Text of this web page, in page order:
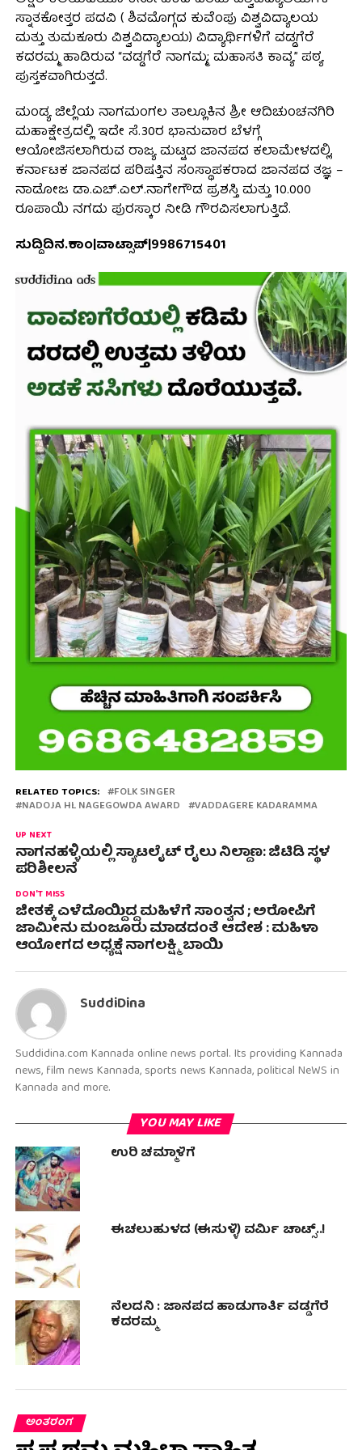
ಸ್ನಾತಕೋತ್ತರ ಪದವಿ ( ಶಿವಮೊಗ್ಗದ ಕುವೆಂಪು ವಿಶ್ವವಿದ್ಯಾಲಯ
ಮತ್ತು ತುಮಕೂರು ವಿಶ್ವವಿದ್ಯಾಲಯ) ವಿದ್ಯಾರ್ಥಿಗಳಿಗೆ ವಡ್ಡಗೆರೆ
ಕದರಮ್ಮ ಹಾಡಿರುವ “ವಡ್ಡಗೆರೆ ನಾಗಮ್ಮ; ಮಹಾಸತಿ ಕಾವ್ಯ” ಪಠ್ಯ
ಪುಸ್ತಕವಾಗಿರುತ್ತದೆ.
ಮಂಡ್ಯ ಜಿಲ್ಲೆಯ ನಾಗಮಂಗಲ ತಾಲ್ಲೂಕಿನ ಶ್ರೀ ಆದಿಚುಂಚನಗಿರಿ
ಮಹಾಕ್ಷೇತ್ರದಲ್ಲಿ ಇದೇ ಸೆ.30ರ ಭಾನುವಾರ ಬೆಳಗ್ಗೆ
ಆಯೋಜಿಸಲಾಗಿರುವ ರಾಜ್ಯ ಮಟ್ಟದ ಜಾನಪದ ಕಲಾಮೇಳದಲ್ಲಿ,
ಕರ್ನಾಟಕ ಜಾನಪದ ಪರಿಷತ್ತಿನ ಸಂಸ್ಥಾಪಕರಾದ ಜಾನಪದ ತಜ್ಞ –
ನಾಡೋಜ ಡಾ.ಎಚ್.ಎಲ್.ನಾಗೇಗೌಡ ಪ್ರಶಸ್ತಿ ಮತ್ತು 10.000
ರೂಪಾಯಿ ನಗದು ಪುರಸ್ಕಾರ ನೀಡಿ ಗೌರವಿಸಲಾಗುತ್ತಿದೆ.
ಸುದ್ದಿದಿನ.ಕಾಂ|ವಾಟ್ಸಾಪ್|9986715401
RELATED TOPICS: FOLK SINGER
NADOJA HL NAGEGOWDA AWARD VADDAGERE KADARAMMA
UP NEXT
ನಾಗನಹಳ್ಳಿಯಲ್ಲಿ ಸ್ಯಾಟಲೈಟ್ ರೈಲು ನಿಲ್ದಾಣ: ಜಿಟಿಡಿ ಸ್ಥಳ
ಪರಿಶೀಲನೆ
DON'T MISS
ಜೀತಕ್ಕೆ ಎಳೆದೊಯ್ದಿದ್ದ ಮಹಿಳೆಗೆ ಸಾಂತ್ವನ ; ಅರೋಪಿಗೆ
ಜಾಮೀನು ಮಂಜೂರು ಮಾಡದಂತೆ ಆದೇಶ : ಮಹಿಳಾ
ಆಯೋಗದ ಅಧ್ಯಕ್ಷೆ ನಾಗಲಕ್ಷ್ಮಿ ಬಾಯಿ
SuddiDina
Suddidina.com Kannada online news portal. Its providing Kannada
news, film news Kannada, sports news Kannada, political NeWS in
Kannada and more.
YOU MAY LIKE
ಉರಿ ಚಮ್ಮಾಳಿಗೆ
ಈಚಲುಹುಳದ (ಈಸುಳ್ಳಿ) ವರ್ಮಿ ಚಾಟ್ಸ್..!
ನೆಲದನಿ : ಜಾನಪದ ಹಾಡುಗಾರ್ತಿ ವಡ್ಡಗೆರೆ
ಕದರಮ್ಮ
ಅಂತರಂಗ